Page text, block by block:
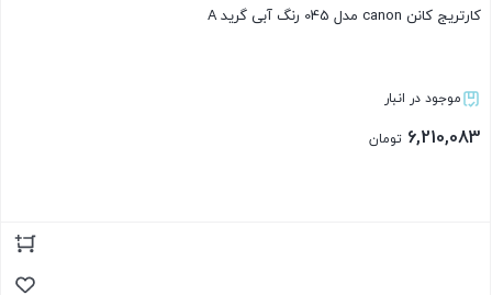
کارتریج کانن canon مدل 045 رنگ آبی گرید A
موجود در انبار
6,210,083 تومان